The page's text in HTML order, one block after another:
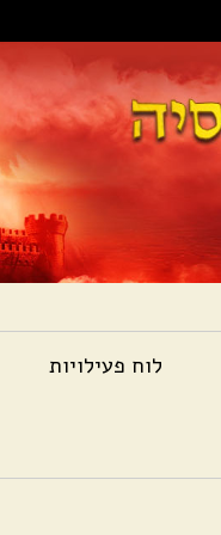
לוח פעילויות